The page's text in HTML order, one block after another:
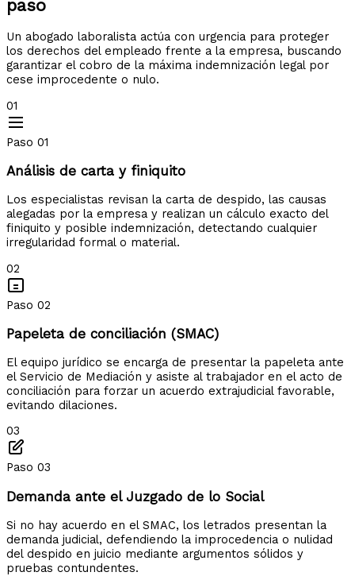
paso
Un abogado laboralista actúa con urgencia para proteger
los derechos del empleado frente a la empresa, buscando
garantizar el cobro de la máxima indemnización legal por
cese improcedente o nulo.
01
Paso 01
Análisis de carta y finiquito
Los especialistas revisan la carta de despido, las causas
alegadas por la empresa y realizan un cálculo exacto del
finiquito y posible indemnización, detectando cualquier
irregularidad formal o material.
02
Paso 02
Papeleta de conciliación (SMAC)
El equipo jurídico se encarga de presentar la papeleta ante
el Servicio de Mediación y asiste al trabajador en el acto de
conciliación para forzar un acuerdo extrajudicial favorable,
evitando dilaciones.
03
Paso 03
Demanda ante el Juzgado de lo Social
Si no hay acuerdo en el SMAC, los letrados presentan la
demanda judicial, defendiendo la improcedencia o nulidad
del despido en juicio mediante argumentos sólidos y
pruebas contundentes.